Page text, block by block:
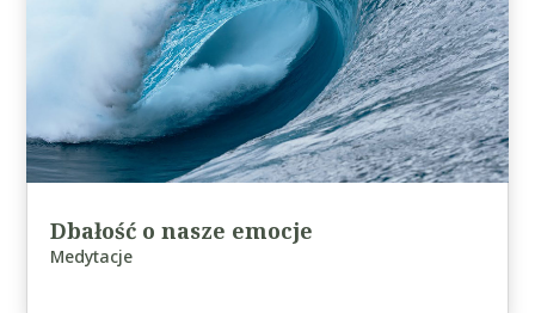
Dbałość o nasze emocje
Medytacje